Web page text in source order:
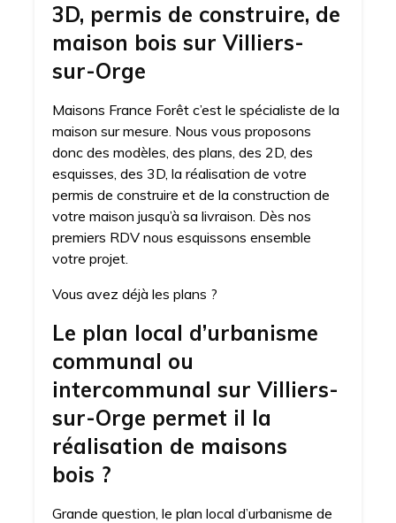
3D, permis de construire, de
maison bois sur Villiers-
sur-Orge
Maisons France Forêt c’est le spécialiste de la
maison sur mesure. Nous vous proposons
donc des modèles, des plans, des 2D, des
esquisses, des 3D, la réalisation de votre
permis de construire et de la construction de
votre maison jusqu’à sa livraison. Dès nos
premiers RDV nous esquissons ensemble
votre projet.
Vous avez déjà les plans ?
Le plan local d’urbanisme
communal ou
intercommunal sur Villiers-
sur-Orge permet il la
réalisation de maisons
bois ?
Grande question, le plan local d’urbanisme de